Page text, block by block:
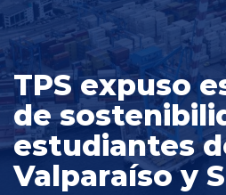
Servicios y Tarifas
Políticas y
Prensa
TPS expuso
de
estudiantes
Valparaíso y